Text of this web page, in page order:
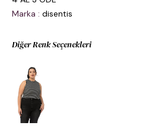
Marka : disentis
Diğer Renk Seçenekleri